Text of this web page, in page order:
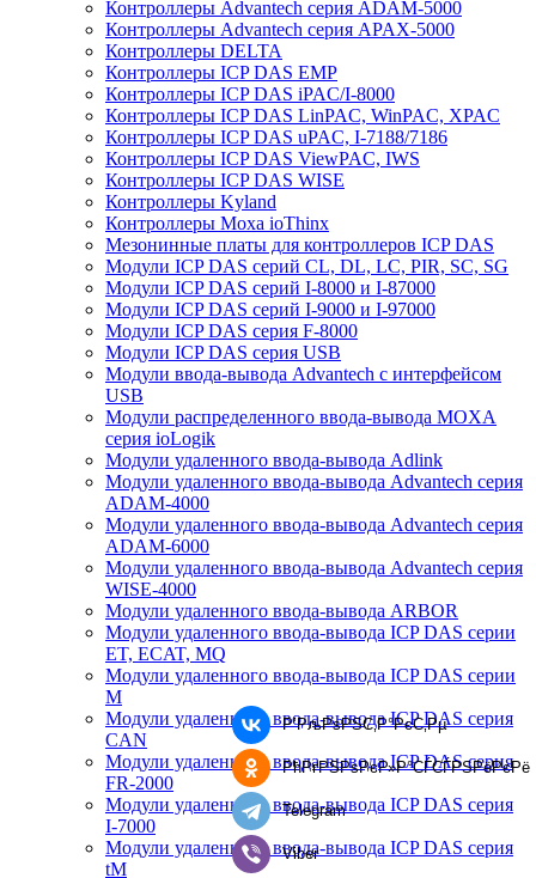
Контроллеры Advantech серия ADAM-5000
Контроллеры Advantech серия APAX-5000
Контроллеры DELTA
Контроллеры ICP DAS EMP
Контроллеры ICP DAS iPAC/I-8000
Контроллеры ICP DAS LinPAC, WinPAC, XPAC
Контроллеры ICP DAS uPAC, I-7188/7186
Контроллеры ICP DAS ViewPAC, IWS
Контроллеры ICP DAS WISE
Контроллеры Kyland
Контроллеры Moxa ioThinx
Мезонинные платы для контроллеров ICP DAS
Модули ICP DAS серий CL, DL, LC, PIR, SC, SG
Модули ICP DAS серий I-8000 и I-87000
Модули ICP DAS серий I-9000 и I-97000
Модули ICP DAS серия F-8000
Модули ICP DAS серия USB
Модули ввода-вывода Advantech с интерфейсом
USB
Модули распределенного ввода-вывода MOXA
серия ioLogik
Модули удаленного ввода-вывода Adlink
Модули удаленного ввода-вывода Advantech серия
ADAM-4000
Модули удаленного ввода-вывода Advantech серия
ADAM-6000
Модули удаленного ввода-вывода Advantech серия
WISE-4000
Модули удаленного ввода-вывода ARBOR
Модули удаленного ввода-вывода ICP DAS серии
ET, ECAT, MQ
Модули удаленного ввода-вывода ICP DAS серии
M
Модули удаленного ввода-вывода ICP DAS серия
CAN
Модули удаленного ввода-вывода ICP DAS серия
FR-2000
Модули удаленного ввода-вывода ICP DAS серия
I-7000
Модули удаленного ввода-вывода ICP DAS серия
tM
Р’РљРѕРЅС‚Р°РєС‚Рµ
РћРґРЅРѕРєР»Р°СЃСЃРЅРёРєРё
Telegram
Viber